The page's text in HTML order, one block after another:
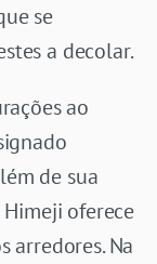
se
a decolar.
ao
de sua
oferece
arredores. Na